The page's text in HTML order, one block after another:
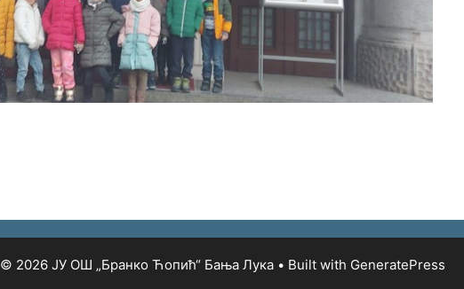
© 2026 ЈУ ОШ „Бранко Ћопић“ Бања Лука• Built with GeneratePress